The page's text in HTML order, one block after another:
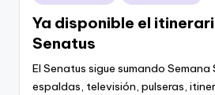
en
Ya disponible el
Senatus
El Senatus sigue sumando Semana
espaldas, televisión, pulseras,